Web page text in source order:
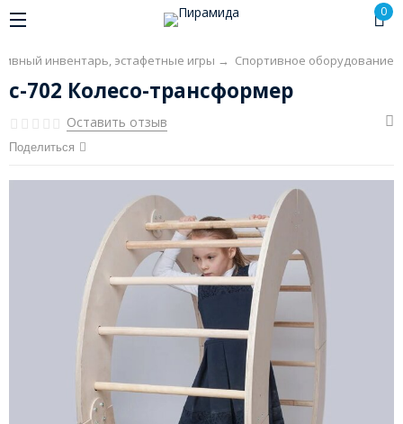
0
инвентарь, эстафетные игры → Спортивное оборудование
с-702 Колесо-трансформер
Оставить отзыв
Поделиться